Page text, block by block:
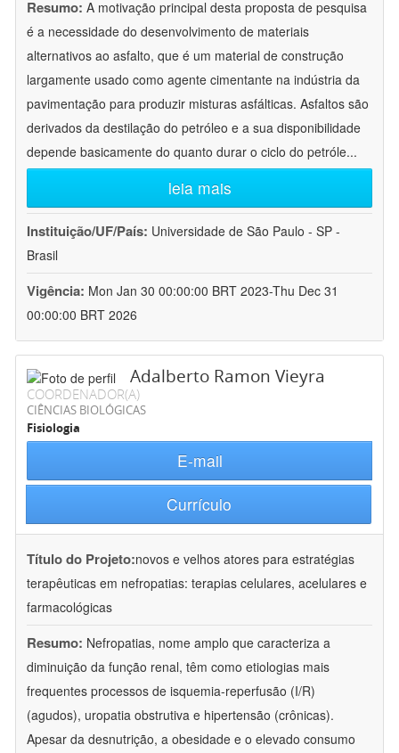
Resumo: A motivação principal desta proposta de pesquisa
é a necessidade do desenvolvimento de materiais
alternativos ao asfalto, que é um material de construção
largamente usado como agente cimentante na indústria da
pavimentação para produzir misturas asfálticas. Asfaltos são
derivados da destilação do petróleo e a sua disponibilidade
depende basicamente do quanto durar o ciclo do petróle...
leia mais
Instituição/UF/País: Universidade de São Paulo - SP -
Brasil
Vigência: Mon Jan 30 00:00:00 BRT 2023-Thu Dec 31
00:00:00 BRT 2026
Adalberto Ramon Vieyra
COORDENADOR(A)
CIÊNCIAS BIOLÓGICAS
Fisiologia
E-mail
Currículo
Título do Projeto:novos e velhos atores para estratégias
terapêuticas em nefropatias: terapias celulares, acelulares e
farmacológicas
Resumo: Nefropatias, nome amplo que caracteriza a
diminuição da função renal, têm como etiologias mais
frequentes processos de isquemia-reperfusão (I/R)
(agudos), uropatia obstrutiva e hipertensão (crônicas).
Apesar da desnutrição, a obesidade e o elevado consumo